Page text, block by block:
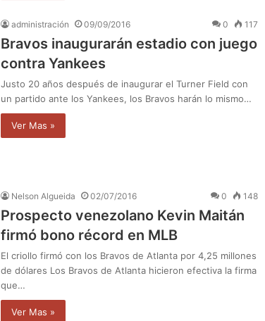
administración 09/09/2016 0 117
Bravos inaugurarán estadio con juego
contra Yankees
Justo 20 años después de inaugurar el Turner Field con
un partido ante los Yankees, los Bravos harán lo mismo…
Ver Mas »
Nelson Algueida 02/07/2016 0 148
Prospecto venezolano Kevin Maitán
firmó bono récord en MLB
El criollo firmó con los Bravos de Atlanta por 4,25 millones
de dólares Los Bravos de Atlanta hicieron efectiva la firma
que…
Ver Mas »